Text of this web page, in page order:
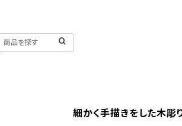
細かく手描きをした木彫